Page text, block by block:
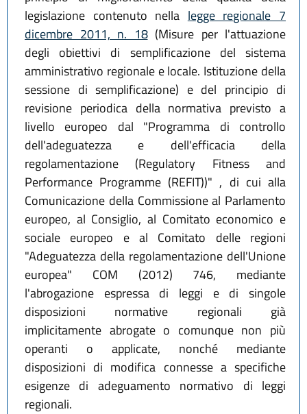
legislazione contenuto nella legge regionale 7
dicembre 2011, n. 18(Misure per l'attuazione
degli obiettivi di semplificazione del sistema
amministrativo regionale e locale. Istituzione della
sessione di semplificazione) e del principio di
revisione periodica della normativa previsto a
livello europeo dal "Programma di controllo
dell'adeguatezza e dell'efficacia della
regolamentazione (Regulatory Fitness and
Performance Programme (REFIT))" , di cui alla
Comunicazione della Commissione al Parlamento
europeo, al Consiglio, al Comitato economico e
sociale europeo e al Comitato delle regioni
"Adeguatezza della regolamentazione dell'Unione
europea" COM (2012) 746, mediante
l'abrogazione espressa di leggi e di singole
disposizioni normative regionali già
implicitamente abrogate o comunque non più
operanti o applicate, nonché mediante
disposizioni di modifica connesse a specifiche
esigenze di adeguamento normativo di leggi
regionali.